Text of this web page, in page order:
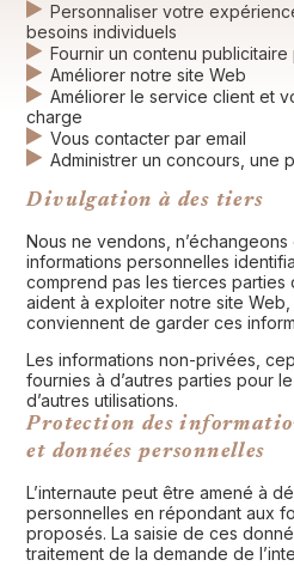
Personnaliser votre
besoins individuels
Fournir un contenu publicitaire
Améliorer notre site Web
Améliorer le service client et
charge
Vous contacter par email
Administrer un concours, une
Divulgation à des tiers
Nous ne vendons,
informations personnelles
comprend pas les tierces parties
aident à exploiter notre site
conviennent de garder ces
Les informations non-privées,
fournies à d’autres parties pour
d’autres utilisations.
Protection des
et données personnelles
L’internaute peut être amené à
personnelles en répondant aux
proposés. La saisie de ces
traitement de la demande de